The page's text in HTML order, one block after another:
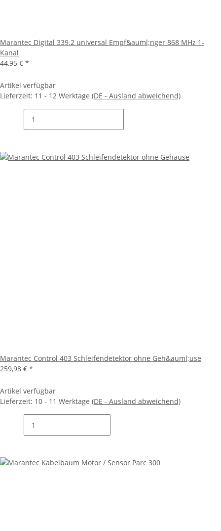
Marantec Digital 339.2 universal Empf&auml;nger 868 MHz 1-
Kanal
44,95 € *
Artikel verfügbar
Lieferzeit: 11 - 12 Werktage (DE - Ausland abweichend)
Marantec Control 403 Schleifendetektor ohne Geh&auml;use
259,98 € *
Artikel verfügbar
Lieferzeit: 10 - 11 Werktage (DE - Ausland abweichend)